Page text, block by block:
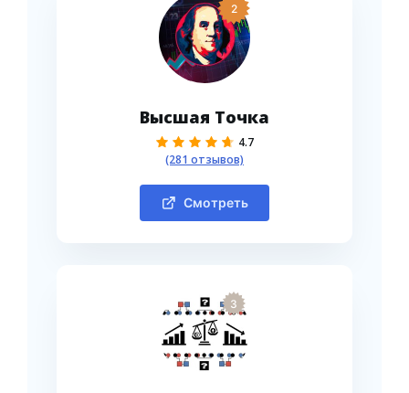
2
Высшая Точка
4.7
(281 отзывов)
Смотреть
3